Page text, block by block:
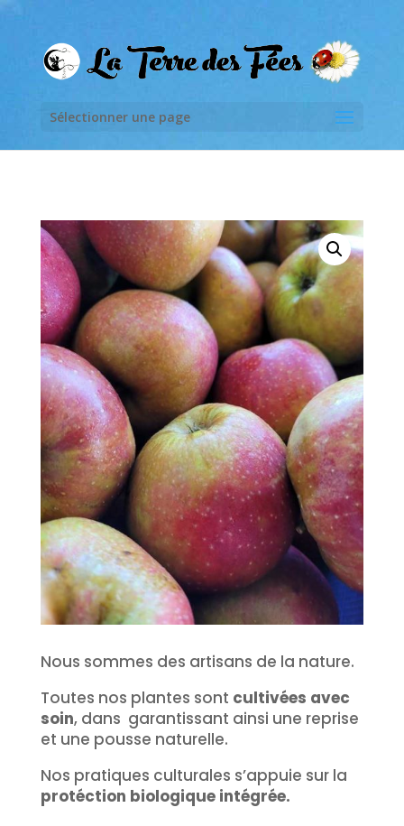
Sélectionner une page
Nous sommes des artisans de la nature.
Toutes nos plantes sont cultivées avec
soin, dans garantissant ainsi une reprise
et une pousse naturelle.
Nos pratiques culturales s’appuie sur la
protéction biologique intégrée.